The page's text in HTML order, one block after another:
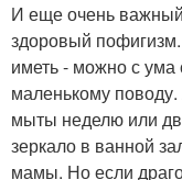
И еще очень
здоровый
иметь - можно с ума
маленькому
мыты неделю или
зеркало в ванной
мамы. Но если